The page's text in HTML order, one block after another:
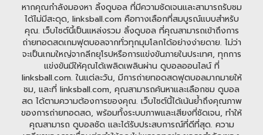
หากคุณกำลังมองหา ลิ้งดูบอล ที่มีความชัดเจนและสามารถรับชม
ได้ไม่มีสะดุด, linksball.com คือทางเลือกที่สมบูรณ์แบบสำหรับ
คุณ. เว็บไซต์นี้เป็นแหล่งรวม ลิ้งดูบอล ที่คุณสามารถเข้าถึงการ
ถ่ายทอดสดเกมฟุตบอลจากทั่วทุกมุมโลกได้อย่างง่ายดาย. ไม่ว่า
จะเป็นเกมใหญ่จากลีกยุโรปหรือการแข่งขันภายในประเทศ, ทุกการ
แข่งขันมีให้คุณได้เพลิดเพลินผ่าน ดูบอลออนไลน์ ที่
linksball.com. ในแต่ละวัน, มีการถ่ายทอดสดฟุตบอลมากมายให้
ชม, และที่ linksball.com, คุณสามารถค้นหาและเลือกชม ดูบอล
สด ได้ตามความต้องการของคุณ. เว็บไซต์นี้ได้เน้นย้ำถึงคุณภาพ
ของการถ่ายทอดสด, พร้อมทั้งระบบภาพและเสียงที่ชัดเจน, ทำให้
คุณสามารถ ดูบอลชัด และได้รับประสบการณ์ที่ดีที่สุด. ความ